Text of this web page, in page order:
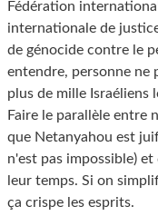
Fédération
internationale de
de génocide contre le
entendre, personne ne
plus de mille Israéliens
Faire le parallèle entre
que Netanyahou est
n'est pas impossible)
leur temps. Si on
ça crispe les esprits.